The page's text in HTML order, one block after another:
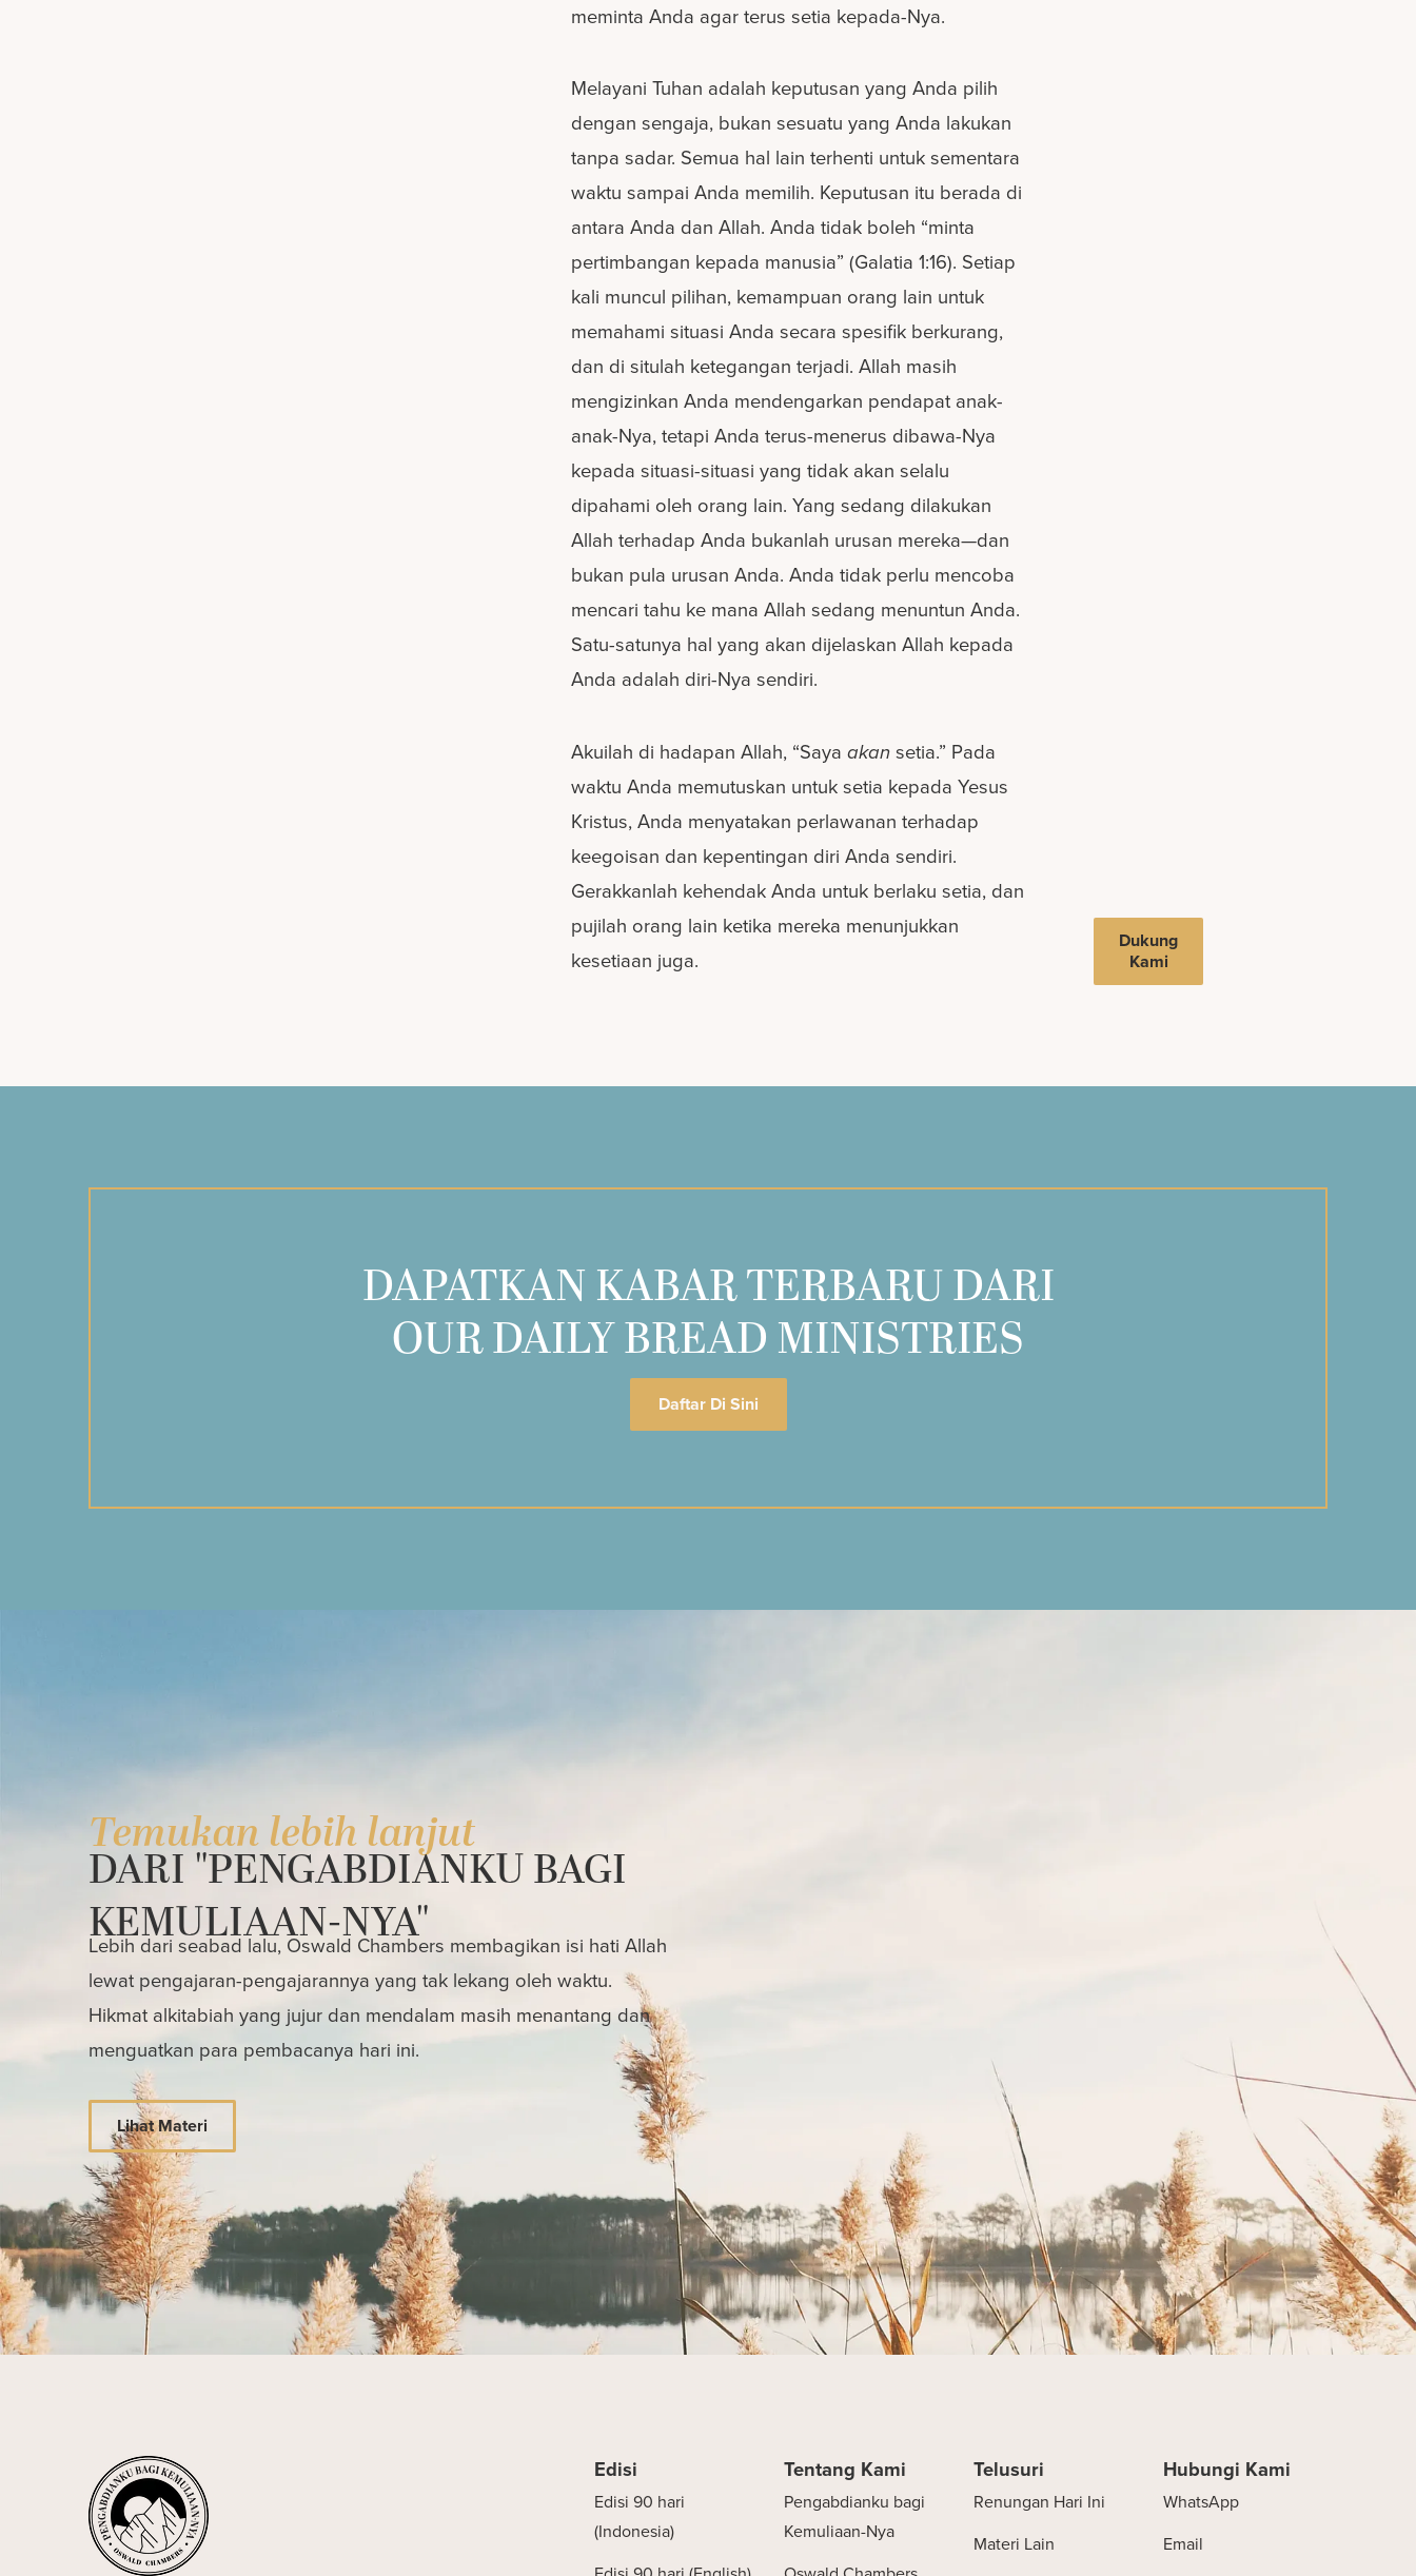
meminta Anda agar terus setia kepada-Nya.
Melayani Tuhan adalah keputusan yang Anda pilih
dengan sengaja, bukan sesuatu yang Anda lakukan
tanpa sadar. Semua hal lain terhenti untuk sementara
waktu sampai Anda memilih. Keputusan itu berada di
antara Anda dan Allah. Anda tidak boleh “minta
pertimbangan kepada manusia” (Galatia 1:16). Setiap
kali muncul pilihan, kemampuan orang lain untuk
memahami situasi Anda secara spesifik berkurang,
dan di situlah ketegangan terjadi. Allah masih
mengizinkan Anda mendengarkan pendapat anak-
anak-Nya, tetapi Anda terus-menerus dibawa-Nya
kepada situasi-situasi yang tidak akan selalu
dipahami oleh orang lain. Yang sedang dilakukan
Allah terhadap Anda bukanlah urusan mereka—dan
bukan pula urusan Anda. Anda tidak perlu mencoba
mencari tahu ke mana Allah sedang menuntun Anda.
Satu-satunya hal yang akan dijelaskan Allah kepada
Anda adalah diri-Nya sendiri.
Akuilah di hadapan Allah, “Sayaakansetia.” Pada
waktu Anda memutuskan untuk setia kepada Yesus
Kristus, Anda menyatakan perlawanan terhadap
keegoisan dan kepentingan diri Anda sendiri.
Gerakkanlah kehendak Anda untuk berlaku setia, dan
pujilah orang lain ketika mereka menunjukkan
kesetiaan juga.
Dukung
Kami
DAPATKAN KABAR TERBARU DARI
OUR DAILY BREAD MINISTRIES
Daftar Di Sini
Temukan lebih lanjut
DARI "PENGABDIANKU BAGI
KEMULIAAN-NYA"
Lebih dari seabad lalu, Oswald Chambers membagikan isi hati Allah
lewat pengajaran-pengajarannya yang tak lekang oleh waktu.
Hikmat alkitabiah yang jujur dan mendalam masih menantang dan
menguatkan para pembacanya hari ini.
Lihat Materi
Edisi
Edisi 90 hari
(Indonesia)
Tentang Kami
Pengabdianku bagi
Kemuliaan-Nya
Telusuri
Renungan Hari Ini
Materi Lain
Hubungi Kami
WhatsApp
Email